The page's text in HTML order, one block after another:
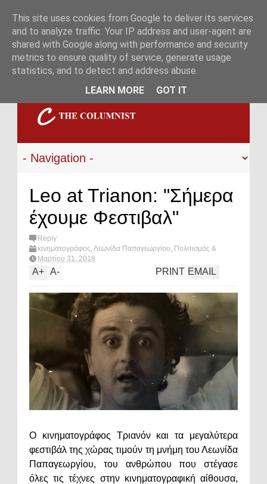
Leo at Trianon: "Σήμερα
έχουμε Φεστιβαλ"
Reply
κινηματογράφος,Λεωνίδα Παπαγεωργίου, Πολιτισμός &
Διασκέδαση
ταινίες
Μαρτίου 31, 2018
A+ A- EMAIL
PRINT
Ο κινηματογράφος Τριανόν και τα μεγαλύτερα
φεστιβάλ της χώρας τιμούν τη μνήμη του Λεωνίδα
Παπαγεωργίου, του ανθρώπου που στέγασε
όλες τις τέχνες στην κινηματογραφική αίθουσα,
This site uses cookies from Google to deliver its services
and to analyze traffic. Your IP address and user-agent are
shared with Google along with performance and security
metrics to ensure quality of service, generate usage
statistics, and to detect and address abuse.
LEARN MORE
GOT IT